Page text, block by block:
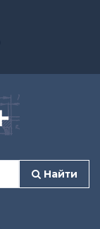
Найти